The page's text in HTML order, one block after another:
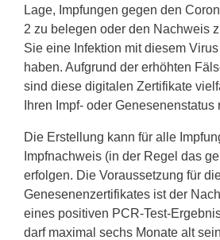
Lage, Impfungen gegen den
2 zu belegen oder den Nachweis
Sie eine Infektion mit diesem
haben. Aufgrund der erhöhten
sind diese digitalen Zertifikate
Ihren Impf- oder
Die Erstellung kann für alle
Impfnachweis (in der Regel das
erfolgen. Die Voraussetzung für
Genesenenzertifikates ist der
eines positiven PCR-Test-
darf maximal sechs Monate alt